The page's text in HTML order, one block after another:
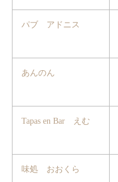
パブ アドニス
あんのん
Tapas en Bar えむ
味処 おおくら